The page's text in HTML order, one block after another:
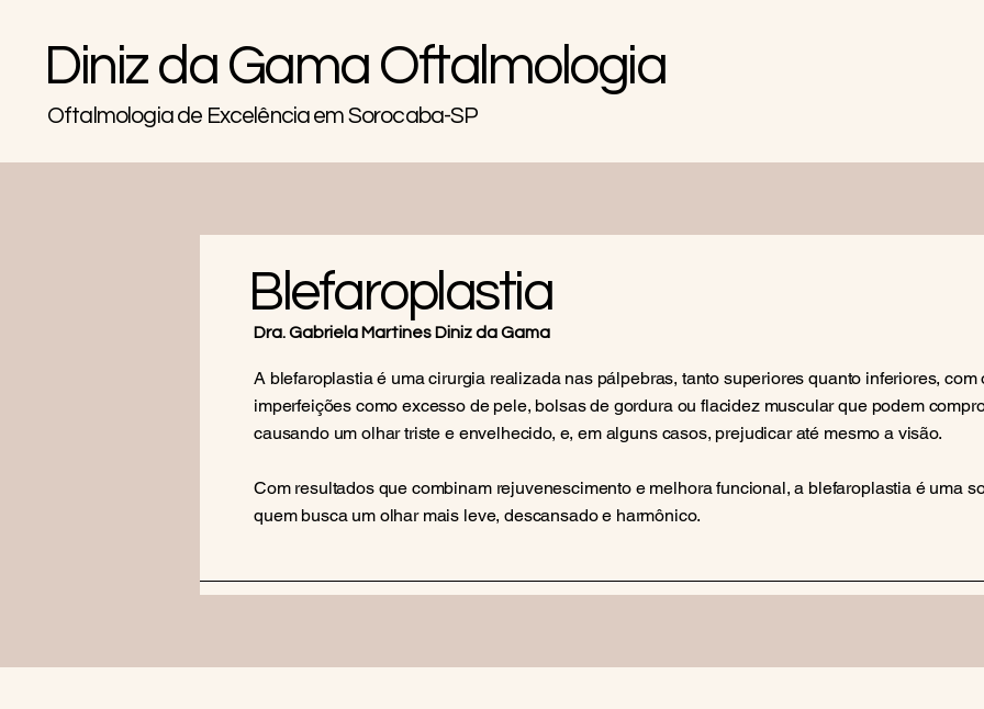
Diniz da Gama Oftalmologia
Oftalmologia de Excelência em Sorocaba-SP
Blefaroplastia
Dra. Gabriela Martines Diniz da Gama
A blefaroplastia é uma cirurgia realizada nas pálpebras, tanto superiores quanto inferiores, com
imperfeições como excesso de pele, bolsas de gordura ou flacidez muscular que podem
causando um olhar triste e envelhecido, e, em alguns casos, prejudicar até mesmo a visão.
Com resultados que combinam rejuvenescimento e melhora funcional, a blefaroplastia é uma
quem busca um olhar mais leve, descansado e harmônico.